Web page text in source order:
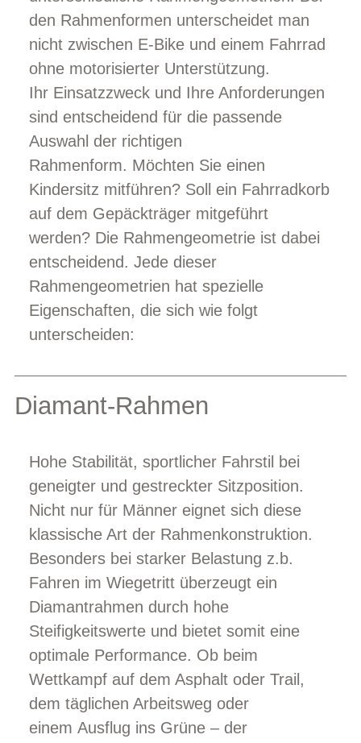
den Rahmenformen unterscheidet man
nicht zwischen E-Bike und einem Fahrrad
ohne motorisierter Unterstützung.
Ihr Einsatzzweck und Ihre Anforderungen
sind entscheidend für die passende
Auswahl der richtigen
Rahmenform. Möchten Sie einen
Kindersitz mitführen? Soll ein Fahrradkorb
auf dem Gepäckträger mitgeführt
werden? Die Rahmengeometrie ist dabei
entscheidend. Jede dieser
Rahmengeometrien hat spezielle
Eigenschaften, die sich wie folgt
unterscheiden:
Diamant-Rahmen
Hohe Stabilität, sportlicher Fahrstil bei
geneigter und gestreckter Sitzposition.
Nicht nur für Männer eignet sich diese
klassische Art der Rahmenkonstruktion.
Besonders bei starker Belastung z.b.
Fahren im Wiegetritt überzeugt ein
Diamantrahmen durch hohe
Steifigkeitswerte und bietet somit eine
optimale Performance. Ob beim
Wettkampf auf dem Asphalt oder Trail,
dem täglichen Arbeitsweg oder
einem Ausflug ins Grüne – der